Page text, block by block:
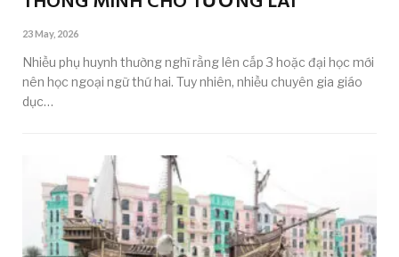
23 May, 2026
Nhiều phụ huynh thường nghĩ rằng lên cấp 3 hoặc đại học mới
nên học ngoại ngữ thứ hai. Tuy nhiên, nhiều chuyên gia giáo
dục…